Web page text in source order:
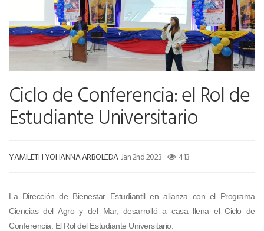
Ciclo de Conferencia: el Rol de
Estudiante Universitario
YAMILETH YOHANNA ARBOLEDAJan 2nd 2023 413
La Dirección de Bienestar Estudiantil en alianza con el Programa
Ciencias del Agro y del Mar, desarrolló a casa llena el Ciclo de
Conferencia: El Rol del Estudiante Universitario.